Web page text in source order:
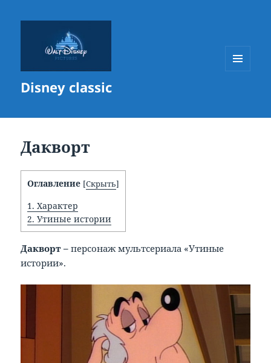
Disney classic
Дакворт
Оглавление [Скрыть]
1. Характер
2. Утиные истории
Дакворт –персонаж мультсериала «Утиные
истории».